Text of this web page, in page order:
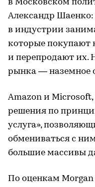
в Московском
Александр
в индустрии
которые покупают
и перепродают их.
рынка — наземное
Amazon и
решения по
услуга»,
обмениваться с
большие массивы
По оценкам Morgan